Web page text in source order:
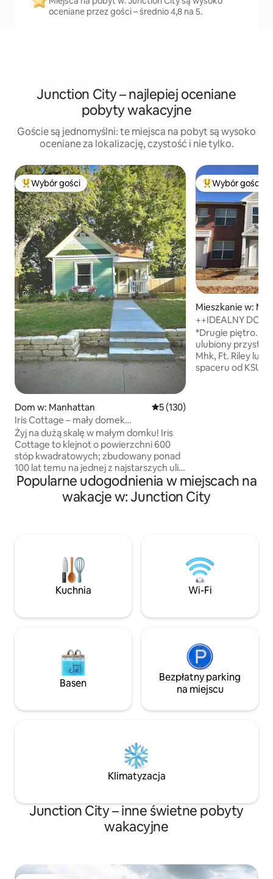
oceniane przez gości – średnio 4,8 na 5.
Junction City – najlepiej oceniane
pobyty wakacyjne
Goście są jednomyślni: te miejsca na pobyt są wysoko
oceniane za lokalizację, czystość i nie tylko.
Najpopularniejsze z kategorii Wybór gości
Wybór gości
Dom w: Manhattan Średnia ocena: 5 na 5, liczba
5 (130)
Iris Cottage – mały domek
z 2 sypialniami, śródmieście MHK
Żyj na dużą skalę w małym domku! Iris
Cottage to klejnot o powierzchni 600
stóp kwadratowych; zbudowany ponad
100 lat temu na jednej z najstarszych ulic
na Manhattanie. Posiada łóżko z
baldachimem typu king, wannę,
telewizor Frame, jadalnię na świeżym
kontakt ze swoimi bliskimi i ze sobą.
Najlepsza lokalizacja w mieście! 2 minuty
do City Park i centrum miasta 4 minuty
do Aggiville 5 minut do kampusu 10
w dowolne inne miejsce!
Wybór gości
Mieszkanie w:
++IDEALNY DOM
#6++
*Drugie piętro. Niech to będzie Twój
ulubiony
Mhk, Ft. Riley lub
spaceru od KSU i
PERFECT HOME
sama świetna
udogodnienia.
Popularne udogodnienia w miejscach na
wakacje w: Junction City
Kuchnia Wi-Fi
Basen
Bezpłatny parking
na miejscu
Klimatyzacja
Junction City – inne świetne pobyty
wakacyjne